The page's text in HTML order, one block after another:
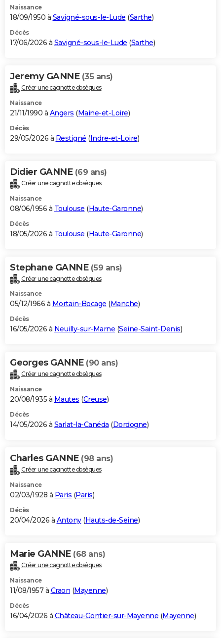
Dictionnaire
Biographies
Citations
Expressions
Proverbes
PROGRAMME TV
S'inscrire
Se connecter
Lycées
Collèges
Primaires
Universités
Entreprises
Service militaire
Avis de recherche
AVIS DE DÉCÈS
Bricolage
Lifestyle
Culture
Sport
Auto
Television
Voyage
Cinema
Naissance
18/09/1950 à Savigné-sous-le-Lude (Sarthe)
Décès
17/06/2026 à Savigné-sous-le-Lude (Sarthe)
Jeremy GANNE (35 ans)
Créer une cagnotte obsèques
Naissance
21/11/1990 à Angers (Maine-et-Loire)
Décès
29/05/2026 à Restigné (Indre-et-Loire)
Didier GANNE (69 ans)
Créer une cagnotte obsèques
Naissance
08/06/1956 à Toulouse (Haute-Garonne)
Décès
18/05/2026 à Toulouse (Haute-Garonne)
Stephane GANNE (59 ans)
Créer une cagnotte obsèques
Naissance
05/12/1966 à Mortain-Bocage (Manche)
Décès
16/05/2026 à Neuilly-sur-Marne (Seine-Saint-Denis)
Georges GANNE (90 ans)
Créer une cagnotte obsèques
Naissance
20/08/1935 à Mautes (Creuse)
Décès
14/05/2026 à Sarlat-la-Canéda (Dordogne)
Charles GANNE (98 ans)
Créer une cagnotte obsèques
Naissance
02/03/1928 à Paris (Paris)
Décès
20/04/2026 à Antony(Hauts-de-Seine)
Marie GANNE (68 ans)
Créer une cagnotte obsèques
Naissance
11/08/1957 à Craon (Mayenne)
Décès
16/04/2026 à Château-Gontier-sur-Mayenne (Mayenne)